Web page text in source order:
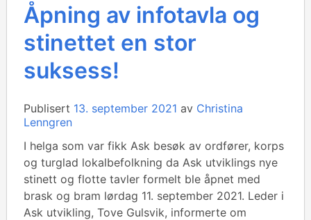
Åpning av infotavla og
stinettet en stor
suksess!
Publisert 13. september 2021 av Christina
Lenngren
I helga som var fikk Ask besøk av ordfører, korps
og turglad lokalbefolkning da Ask utviklings nye
stinett og flotte tavler formelt ble åpnet med
brask og bram lørdag 11. september 2021. Leder i
Ask utvikling, Tove Gulsvik, informerte om